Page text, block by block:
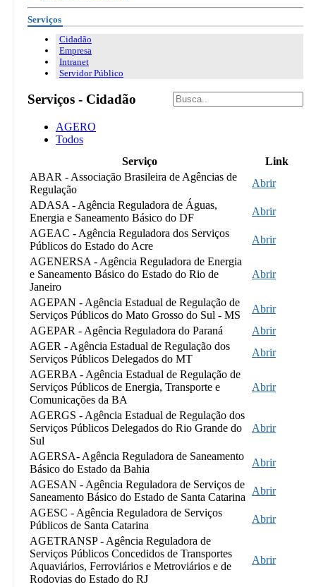
Serviços
Cidadão
Empresa
Intranet
Servidor Público
Serviços - Cidadão
AGERO
Todos
Serviço
Link
ABAR - Associação Brasileira de Agências de
Regulação
Abrir
ADASA - Agência Reguladora de Águas,
Energia e Saneamento Básico do DF
Abrir
AGEAC - Agência Reguladora dos Serviços
Públicos do Estado do Acre
Abrir
AGENERSA - Agência Reguladora de Energia
e Saneamento Básico do Estado do Rio de
Janeiro
Abrir
AGEPAN - Agência Estadual de Regulação de
Serviços Públicos do Mato Grosso do Sul - MS
Abrir
AGEPAR - Agência Reguladora do Paraná
Abrir
AGER - Agência Estadual de Regulação dos
Serviços Públicos Delegados do MT
Abrir
AGERBA - Agência Estadual de Regulação de
Serviços Públicos de Energia, Transporte e
Comunicações da BA
Abrir
AGERGS - Agência Estadual de Regulação dos
Serviços Públicos Delegados do Rio Grande do
Sul
Abrir
AGERSA- Agência Reguladora de Saneamento
Básico do Estado da Bahia
Abrir
AGESAN - Agência Reguladora de Serviços de
Saneamento Básico do Estado de Santa Catarina
Abrir
AGESC - Agência Reguladora de Serviços
Públicos de Santa Catarina
Abrir
AGETRANSP - Agência Reguladora de
Serviços Públicos Concedidos de Transportes
Aquaviários, Ferroviários e Metroviários e de
Rodovias do Estado do RJ
Abrir